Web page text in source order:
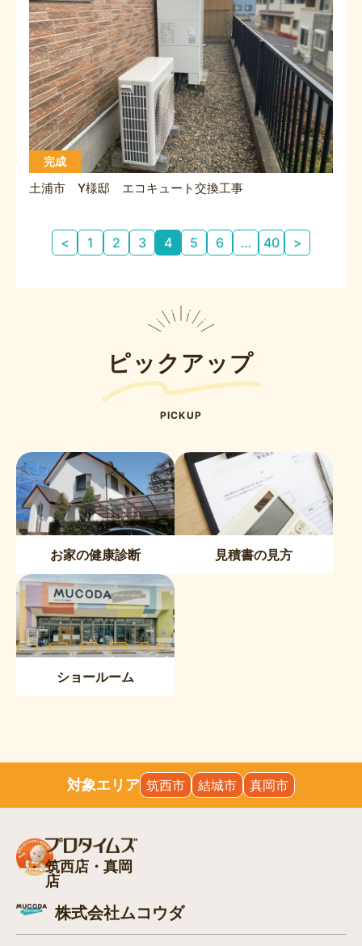
完成
土浦市 Y様邸 エコキュート交換工事
< 1 2 3 4 5 6 … 40 >
ピックアップ
PICKUP
お家の健康診断 見積書の見方
ショールーム
対象エリア 筑西市 結城市 真岡市
筑西店・真岡
店
株式会社ムコウダ